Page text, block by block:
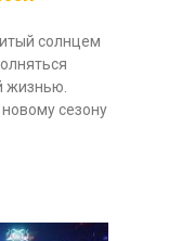
солнцем
жизнью.
сезону